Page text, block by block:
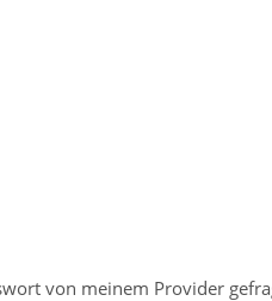
von meinem Provider